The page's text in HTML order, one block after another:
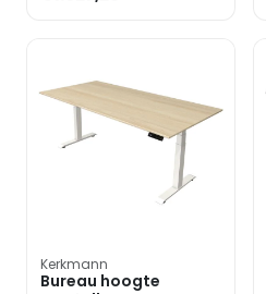
200 cm T-poot
Kerkmann
Bureau hoogte